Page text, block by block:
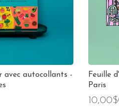
avec autocollants -
Feuille
Paris